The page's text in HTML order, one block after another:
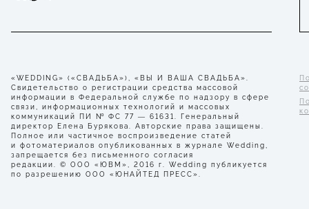
«WEDDING» («СВАДЬБА»), «ВЫ И ВАША СВАДЬБА».
Свидетельство о регистрации средства массовой
информации в Федеральной службе по надзору в сфере
связи, информационных технологий и массовых
коммуникаций ПИ № ФС 77 — 61631. Генеральный
директор Елена Бурякова. Авторские права защищены.
Полное или частичное воспроизведение статей
и фотоматериалов опубликованных в журнале Wedding,
запрещается без письменного согласия
редакции. © ООО «ЮВМ», 2016 г. Wedding публикуется
по разрешению ООО «ЮНАЙТЕД ПРЕСС».